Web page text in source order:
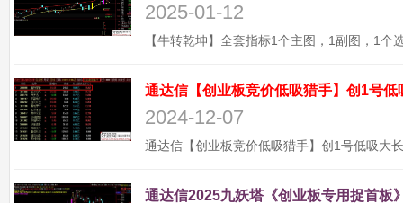
2025-01-12
通达信【创业板竞价低吸猎手】创1号
2024-12-07
通达信2025九妖塔《创业板专用捉首板